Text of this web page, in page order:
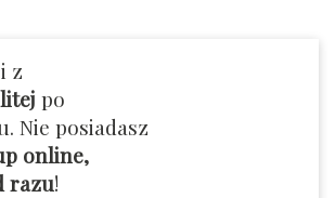
z
po
Nie posiadasz
online,
razu!